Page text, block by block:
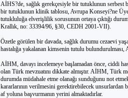
AİHS?de, sağlık gerekçesiyle bir tutuklunun serbest
bir tutuklunun klinik tablosu, Avrupa Konseyi?ne
tutukluluğa elverişlilik sorusunun ortaya çıktığı
Krallık, no: 33394/96, §30, CEDH 2001-VII).
Özetle görülen bir davada, sağlık durumu cezaevi
hastalığa yakalanan kimsenin tutulu
AİHM, davayı incelemeye başlamadan önce, ciddi
olan Türk mevzuatını dikkate almıştır. AİHM, Türk
durumda müdahale etme olanağı sunduğunu not
kararlarının verilmesini gerektirebilecek unsurlardan
af yoluna başvurmanın yerini almaktadırlar.